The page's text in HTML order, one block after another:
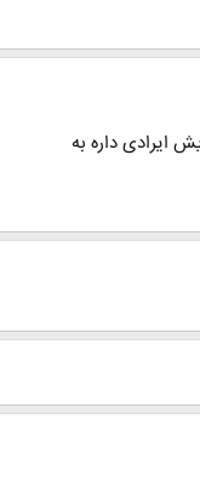
ایرادی داره به